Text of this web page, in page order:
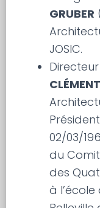
GRUBER
JOSIC.
CLÉMENT
02/03/
du
des
à